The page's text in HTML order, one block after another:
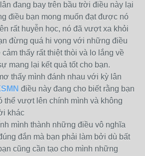
đang bay trên bầu trời điều này lại
điều bạn mong muốn đạt được nó
rất huyễn học, nó đã vượt xa khỏi
đừng quá hi vọng với những điều
thấy rất thiệt thòi và lo lắng về
mang lại kết quả tốt cho bạn.
thấy mình đánh nhau với kỳ lân
điều này đang cho biết rằng bạn
thể vượt lên chính mình và không
khác
mình thành những điều vô nghĩa
đắn mà bạn phải làm bởi dù bất
cũng cần tạo cho mình những